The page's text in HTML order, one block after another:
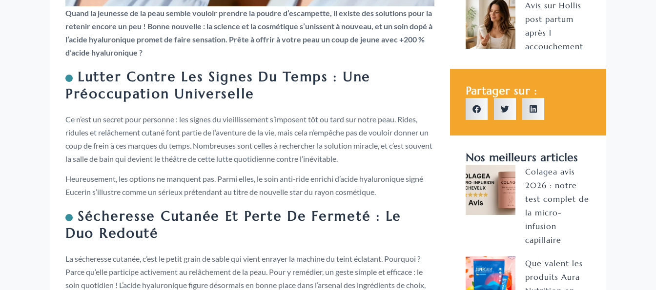
Quand la jeunesse de la peau semble vouloir prendre la poudre d’escampette, il existe des solutions pour la
retenir encore un peu ! Bonne nouvelle : la science et la cosmétique s’unissent à nouveau, et un soin dopé à
l’acide hyaluronique promet de faire sensation. Prête à offrir à votre peau un coup de jeune avec +200 %
d’acide hyaluronique ?
Lutter Contre Les Signes Du Temps : Une
Préoccupation Universelle
Ce n’est un secret pour personne : les signes du vieillissement s’imposent tôt ou tard sur notre peau. Rides,
ridules et relâchement cutané font partie de l’aventure de la vie, mais cela n’empêche pas de vouloir donner un
coup de frein à ces marques du temps. Nombreuses sont celles à rechercher la solution miracle, et c’est souvent
la salle de bain qui devient le théâtre de cette lutte quotidienne contre l’inévitable.
Heureusement, les options ne manquent pas. Parmi elles, le soin anti-ride enrichi d’acide hyaluronique signé
Eucerin s’illustre comme un sérieux prétendant au titre de nouvelle star du rayon cosmétique.
Sécheresse Cutanée Et Perte De Fermeté : Le
Duo Redouté
La sécheresse cutanée, c’est le petit grain de sable qui vient enrayer la machine du teint éclatant. Pourquoi ?
Parce qu’elle participe activement au relâchement de la peau. Pour y remédier, un geste simple et efficace : le
soin quotidien ! L’acide hyaluronique figure désormais en bonne place dans l’arsenal des ingrédients de choix,
Avis sur Hollis
post partum
après l
accouchement
Partager sur :
Nos meilleurs articles
Colagea avis
2026 : notre
test complet de
la micro-
infusion
capillaire
Que valent les
produits Aura